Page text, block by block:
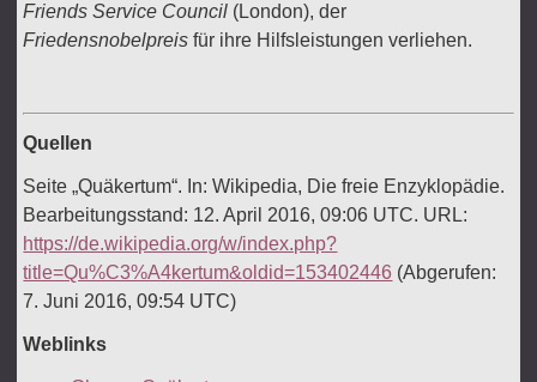
Friends Service Council (London), der
Friedensnobelpreis für ihre Hilfsleistungen verliehen.
Quellen
Seite „Quäkertum“. In: Wikipedia, Die freie Enzyklopädie.
Bearbeitungsstand: 12. April 2016, 09:06 UTC. URL:
https://de.wikipedia.org/w/index.php?
title=Qu%C3%A4kertum&oldid=153402446 (Abgerufen:
7. Juni 2016, 09:54 UTC)
Weblinks